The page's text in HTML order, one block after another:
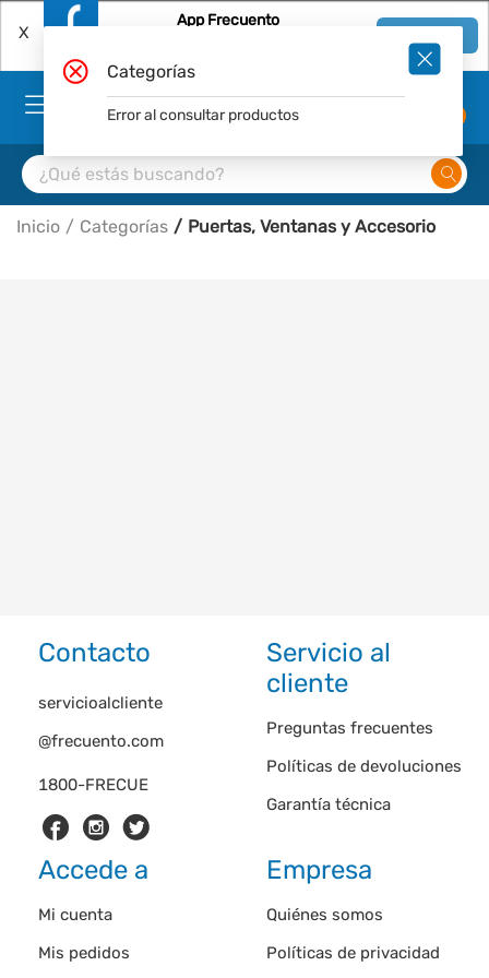
X
App Frecuento
Inicio Categorías Puertas, Ventanas y Accesorio
Contacto
1800-FRECUE
servicioalcliente
@frecuento.com
Servicio al
cliente
Preguntas frecuentes
Políticas de devoluciones
Garantía técnica
Accede a
Mi cuenta
Mis pedidos
Empresa
Quiénes somos
Políticas de privacidad
Categorías
Error al consultar productos